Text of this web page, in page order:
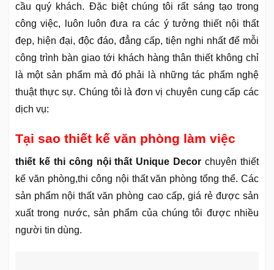
cầu quý khách. Đặc biệt chúng tôi rất sáng tạo trong
công việc, luôn luôn đưa ra các ý tưởng thiết nội thất
đẹp, hiện đại, độc đáo, đẳng cấp, tiện nghi nhất để mỗi
công trình bàn giao tới khách hàng thân thiết không chỉ
là một sản phẩm mà đó phải là những tác phẩm nghệ
thuật thực sự. Chúng tôi là đơn vị chuyên cung cấp các
dịch vụ:
Tại sao thiết kế văn phòng làm việc
thiết kế thi công nội thất Unique Decor chuyên thiết
kế văn phòng,thi công nội thất văn phòng tổng thể. Các
sản phẩm nội thất văn phòng cao cấp, giá rẻ được sản
xuất trong nước, sản phẩm của chúng tôi được nhiều
người tin dùng.